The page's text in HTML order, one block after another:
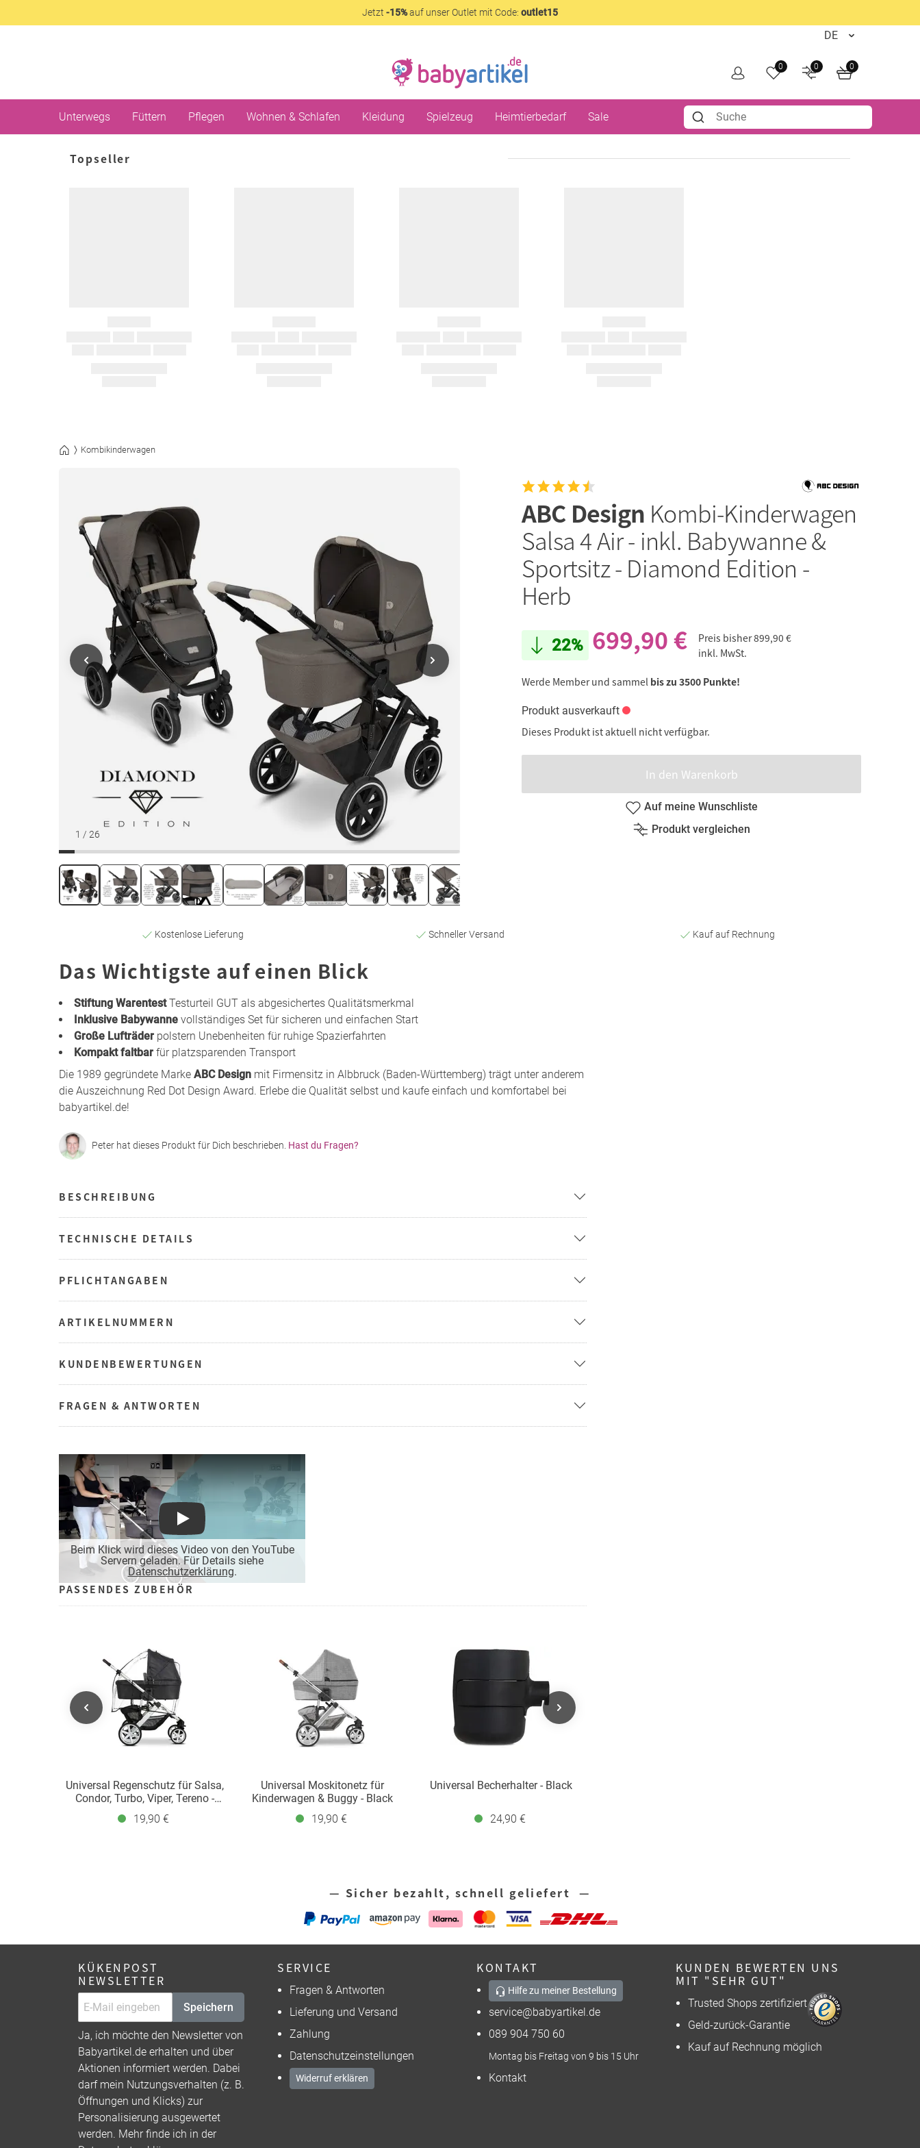
Jetzt -15%auf unser Outlet mit Code: outlet15
0 0 0
Unterwegs Füttern Pflegen Wohnen & Schlafen Kleidung Spielzeug Heimtierbedarf Sale
Topseller
Kombikinderwagen
1 / 26
ABC Design Kombi-Kinderwagen
Salsa 4 Air - inkl. Babywanne &
Sportsitz - Diamond Edition -
Herb
22% 699,90 € Preis bisher899,90 €
inkl. MwSt.
Werde Member und sammel bis zu 3500 Punkte!
Produkt ausverkauft
Dieses Produkt ist aktuell nicht verfügbar.
In den Warenkorb
Auf meine Wunschliste
Produkt vergleichen
Kostenlose Lieferung Schneller Versand Kauf auf Rechnung
Das Wichtigste auf einen Blick
Stiftung WarentestTesturteil GUT als abgesichertes Qualitätsmerkmal
Inklusive Babywanne vollständiges Set für sicheren und einfachen Start
Große Lufträder polstern Unebenheiten für ruhige Spazierfahrten
Kompakt faltbar für platzsparenden Transport
Die 1989 gegründete Marke ABC Design mit Firmensitz in Albbruck (Baden-Württemberg) trägt unter anderem
die Auszeichnung Red Dot Design Award. Erlebe die Qualität selbst und kaufe einfach und komfortabel bei
babyartikel.de!
Peter hat dieses Produkt für Dich beschrieben. Hast du Fragen?
BESCHREIBUNG
TECHNISCHE DETAILS
PFLICHTANGABEN
ARTIKELNUMMERN
KUNDENBEWERTUNGEN
FRAGEN & ANTWORTEN
Beim Klick wird dieses Video von den YouTube
Servern geladen. Für Details siehe
Datenschutzerklärung.
Play
PASSENDES ZUBEHÖR
Universal Regenschutz für Salsa,
Condor, Turbo, Viper, Tereno -
19,90 €
Universal Moskitonetz für
Kinderwagen & Buggy - Black
19,90 €
Universal Becherhalter - Black
24,90 €
— Sicher bezahlt, schnell geliefert —
KÜKENPOST
NEWSLETTER
Speichern
Ja, ich möchte den Newsletter von
Babyartikel.de erhalten und über
Aktionen informiert werden. Dabei
darf mein Nutzungsverhalten (z. B.
Öffnungen und Klicks) zur
Personalisierung ausgewertet
werden. Mehr finde ich in der
SERVICE
Fragen & Antworten
Lieferung und Versand
Zahlung
Datenschutzeinstellungen
Widerruf erklären
KONTAKT
Hilfe zu meiner Bestellung
service@babyartikel.de
089 904 750 60
Montag bis Freitag von 9 bis 15 Uhr
Kontakt
KUNDEN BEWERTEN UNS
MIT "SEHR GUT"
Trusted Shops zertifiziert
Geld-zurück-Garantie
Kauf auf Rechnung möglich